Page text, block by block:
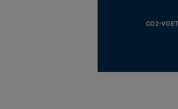
CO2-